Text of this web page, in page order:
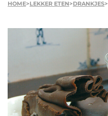
HOME>LEKKER ETEN>DRANKJES>